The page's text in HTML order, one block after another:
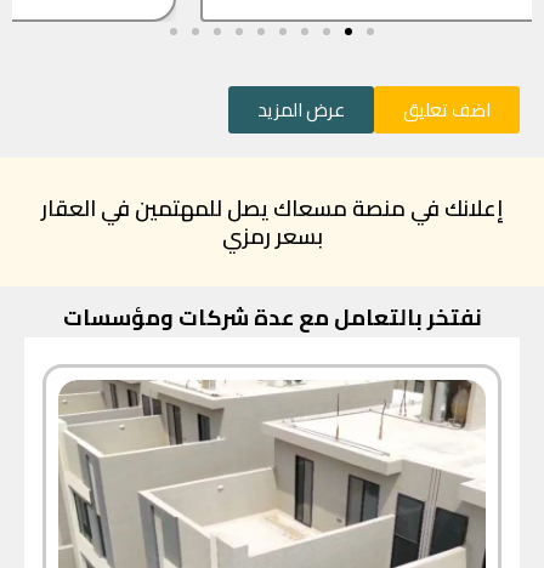
اضف تعليق عرض المزيد
إعلانك في منصة مسعاك يصل للمهتمين في العقار
بسعر رمزي
نفتخر بالتعامل مع عدة شركات ومؤسسات